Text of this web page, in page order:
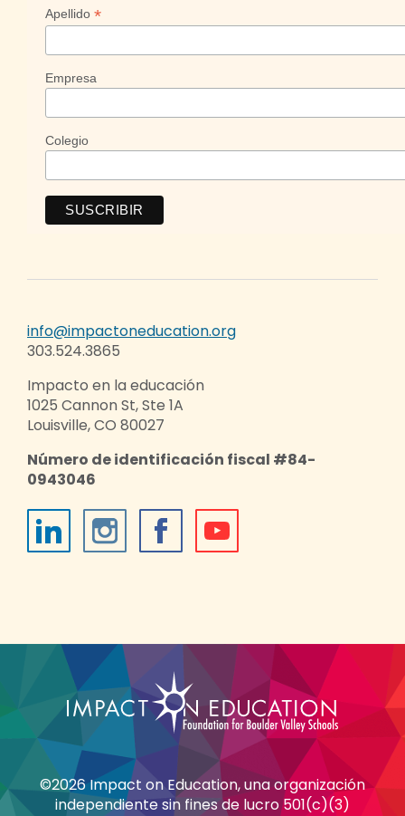
Apellido *
Empresa
Colegio
info@impactoneducation.org
303.524.3865
Impacto en la educación
1025 Cannon St, Ste 1A
Louisville, CO 80027
Número de identificación fiscal #84-
0943046
©2026 Impact on Education, una organización
independiente sin fines de lucro 501(c)(3)